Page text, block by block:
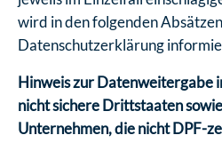
wird in den folgenden
Datenschutzerklärung
Hinweis zur Datenweitergabe
nicht sichere Drittstaaten
Unternehmen, die nicht DPF-